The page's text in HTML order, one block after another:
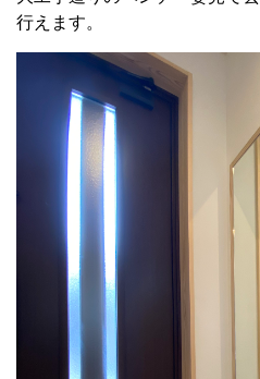
たっぷりとった収納のおかげ
れいに保てますね！
大工手造りのベンチ・姿見で
行えます。